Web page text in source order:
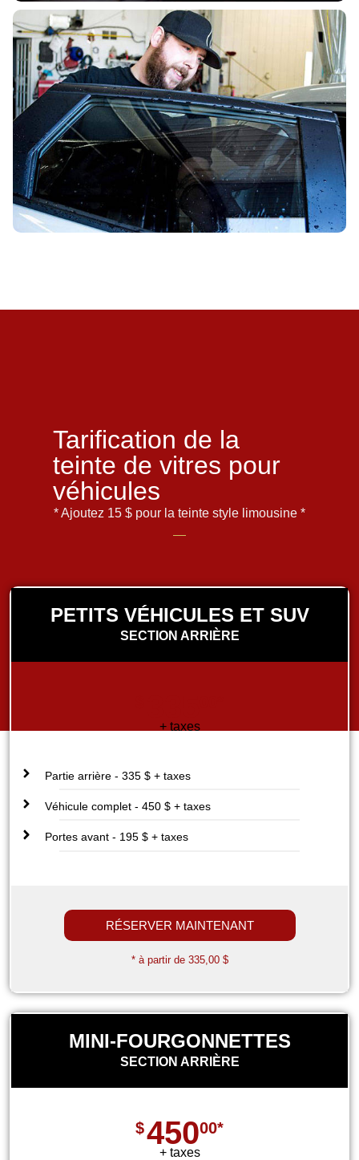
Tarification de la
teinte de vitres pour
véhicules
* Ajoutez 15 $ pour la teinte style limousine *
PETITS VÉHICULES ET SUV
SECTION ARRIÈRE
+ taxes
Partie arrière - 335 $ + taxes
Véhicule complet - 450 $ + taxes
Portes avant - 195 $ + taxes
RÉSERVER MAINTENANT
* à partir de 335,00 $
MINI-FOURGONNETTES
SECTION ARRIÈRE
$45000*
+ taxes